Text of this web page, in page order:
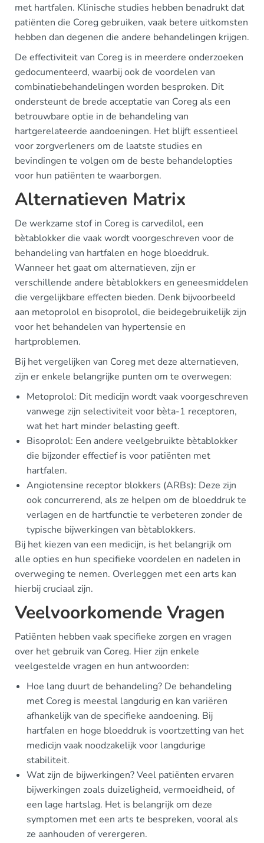
met hartfalen. Klinische studies hebben benadrukt dat
patiënten die Coreg gebruiken, vaak betere uitkomsten
hebben dan degenen die andere behandelingen krijgen.
De effectiviteit van Coreg is in meerdere onderzoeken
gedocumenteerd, waarbij ook de voordelen van
combinatiebehandelingen worden besproken. Dit
ondersteunt de brede acceptatie van Coreg als een
betrouwbare optie in de behandeling van
hartgerelateerde aandoeningen. Het blijft essentieel
voor zorgverleners om de laatste studies en
bevindingen te volgen om de beste behandelopties
voor hun patiënten te waarborgen.
Alternatieven Matrix
De werkzame stof in Coreg is carvedilol, een
bètablokker die vaak wordt voorgeschreven voor de
behandeling van hartfalen en hoge bloeddruk.
Wanneer het gaat om alternatieven, zijn er
verschillende andere bètablokkers en geneesmiddelen
die vergelijkbare effecten bieden. Denk bijvoorbeeld
aan metoprolol en bisoprolol, die beidegebruikelijk zijn
voor het behandelen van hypertensie en
hartproblemen.
Bij het vergelijken van Coreg met deze alternatieven,
zijn er enkele belangrijke punten om te overwegen:
Metoprolol: Dit medicijn wordt vaak voorgeschreven
vanwege zijn selectiviteit voor bèta-1 receptoren,
wat het hart minder belasting geeft.
Bisoprolol: Een andere veelgebruikte bètablokker
die bijzonder effectief is voor patiënten met
hartfalen.
Angiotensine receptor blokkers (ARBs): Deze zijn
ook concurrerend, als ze helpen om de bloeddruk te
verlagen en de hartfunctie te verbeteren zonder de
typische bijwerkingen van bètablokkers.
Bij het kiezen van een medicijn, is het belangrijk om
alle opties en hun specifieke voordelen en nadelen in
overweging te nemen. Overleggen met een arts kan
hierbij cruciaal zijn.
Veelvoorkomende Vragen
Patiënten hebben vaak specifieke zorgen en vragen
over het gebruik van Coreg. Hier zijn enkele
veelgestelde vragen en hun antwoorden:
Hoe lang duurt de behandeling? De behandeling
met Coreg is meestal langdurig en kan variëren
afhankelijk van de specifieke aandoening. Bij
hartfalen en hoge bloeddruk is voortzetting van het
medicijn vaak noodzakelijk voor langdurige
stabiliteit.
Wat zijn de bijwerkingen? Veel patiënten ervaren
bijwerkingen zoals duizeligheid, vermoeidheid, of
een lage hartslag. Het is belangrijk om deze
symptomen met een arts te bespreken, vooral als
ze aanhouden of verergeren.